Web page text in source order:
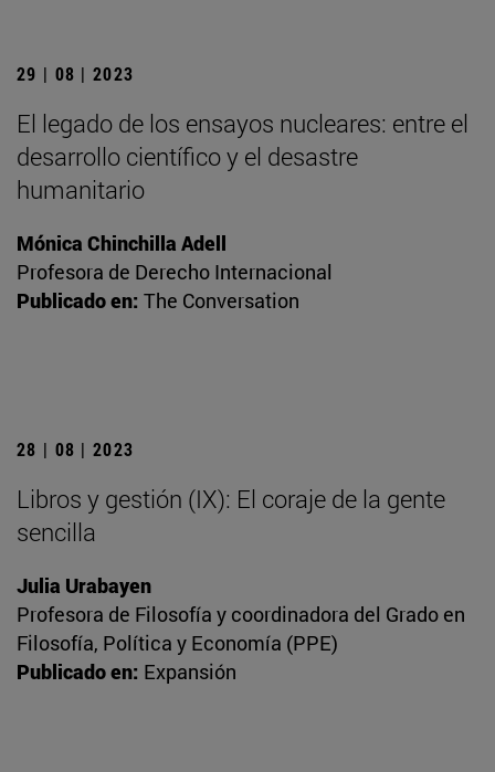
29 | 08 | 2023
El legado de los ensayos nucleares: entre el
desarrollo científico y el desastre
humanitario
Mónica Chinchilla Adell
Profesora de Derecho Internacional
Publicado en: The Conversation
28 | 08 | 2023
Libros y gestión (IX): El coraje de la gente
sencilla
Julia Urabayen
Profesora de Filosofía y coordinadora del Grado en
Filosofía, Política y Economía (PPE)
Publicado en: Expansión